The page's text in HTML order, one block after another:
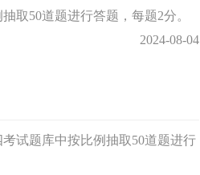
取50道题进行答题，每题2分。
2024-08-04
试题库中按比例抽取50道题进行